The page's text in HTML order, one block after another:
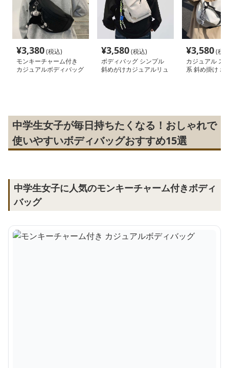
¥3,380(税込)
モンキーチャーム付き
カジュアルボディバッグ
¥3,580(税込)
ボディバッグ シンプル
斜めがけカジュアルリュ
¥3,580(税
カジュアル ス
系 斜め掛け ボ
中学生女子が毎日持ちたくなる！おしゃれで
使いやすいボディバッグおすすめ15選
中学生女子に人気のモンキーチャーム付きボディ
バッグ